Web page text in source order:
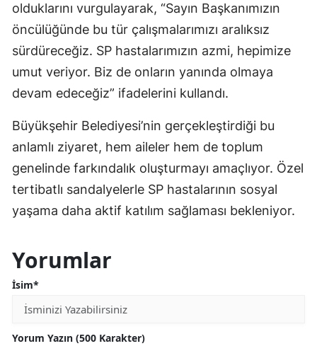
olduklarını vurgulayarak, “Sayın Başkanımızın
öncülüğünde bu tür çalışmalarımızı aralıksız
sürdüreceğiz. SP hastalarımızın azmi, hepimize
umut veriyor. Biz de onların yanında olmaya
devam edeceğiz” ifadelerini kullandı.
Büyükşehir Belediyesi’nin gerçekleştirdiği bu
anlamlı ziyaret, hem aileler hem de toplum
genelinde farkındalık oluşturmayı amaçlıyor. Özel
tertibatlı sandalyelerle SP hastalarının sosyal
yaşama daha aktif katılım sağlaması bekleniyor.
Yorumlar
İsim*
Yorum Yazın (500 Karakter)